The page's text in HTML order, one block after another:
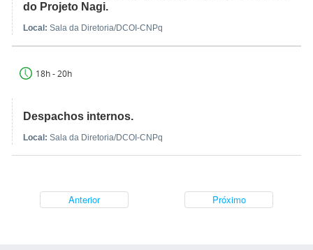
do Projeto Nagi.
Local: Sala da Diretoria/DCOI-CNPq
18h - 20h
Despachos internos.
Local: Sala da Diretoria/DCOI-CNPq
Anterior Próximo